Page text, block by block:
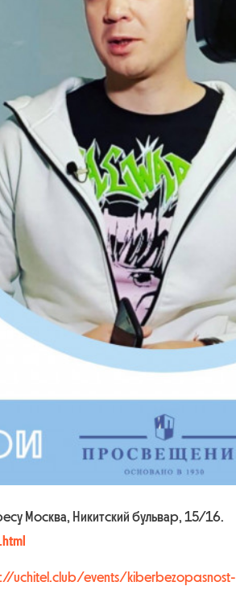
Москва, Никитский бульвар, 15/16.
uchitel.club/events/kiberbezopasnost-